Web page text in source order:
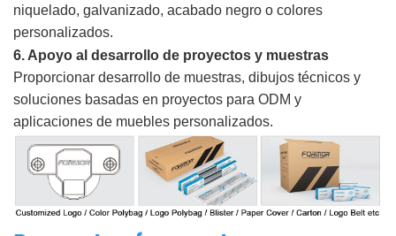
niquelado, galvanizado, acabado negro o colores
personalizados.
6. Apoyo al desarrollo de proyectos y muestras
Proporcionar desarrollo de muestras, dibujos técnicos y
soluciones basadas en proyectos para ODM y
aplicaciones de muebles personalizados.